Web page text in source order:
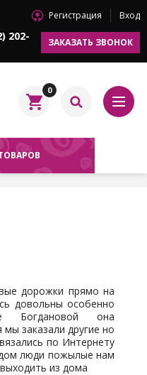
Регистрация Вход
202-
ЗАКАЗАТЬ ЗВОНОК
0
дорожки прямо на
довольны особенно
Богдановой она
заказали другие но
по Интернету
люди пожылые нам
из дома